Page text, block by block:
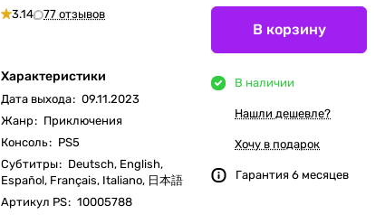
3.14 77 отзывов
Характеристики
Дата выхода: 09.11.2023
Жанр: Приключения
Консоль: PS5
Субтитры: Deutsch, English,
Español, Français, Italiano, 日本語
Артикул PS: 10005788
В корзину
В наличии
Нашли дешевле?
Хочу в подарок
Гарантия 6 месяцев